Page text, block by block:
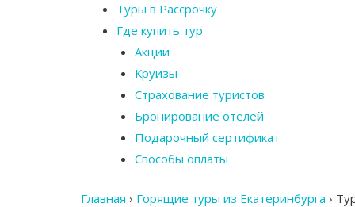
Туры в Рассрочку
Где купить тур
Акции
Круизы
Страхование туристов
Бронирование отелей
Подарочный сертификат
Способы оплаты
Главная › Горящие туры из Екатеринбурга ›